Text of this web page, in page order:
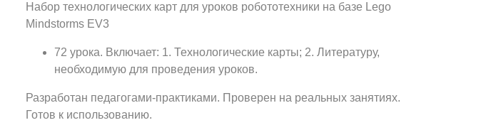
Набор технологических карт для уроков робототехники на базе Lego
Mindstorms EV3
72 урока. Включает: 1. Технологические карты; 2. Литературу,
необходимую для проведения уроков.
Разработан педагогами-практиками. Проверен на реальных занятиях.
Готов к использованию.